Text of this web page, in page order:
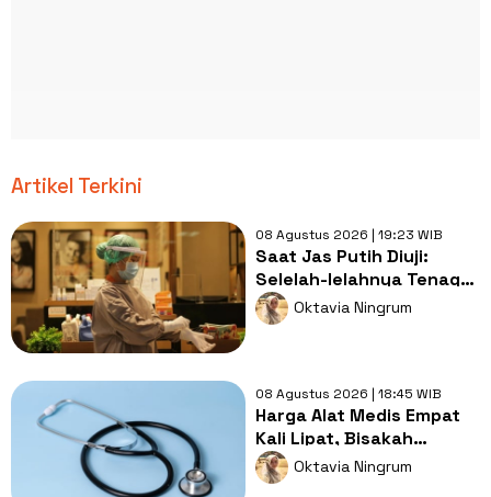
Artikel Terkini
08 Agustus 2026 | 19:23 WIB
Saat Jas Putih Diuji:
Selelah-lelahnya Tenaga
Kesehatan, Tetap Lebih
Melelahkan Jadi Pasien
Oktavia Ningrum
08 Agustus 2026 | 18:45 WIB
Harga Alat Medis Empat
Kali Lipat, Bisakah
Layanan Kesehatan
Tetap Murah?
Oktavia Ningrum